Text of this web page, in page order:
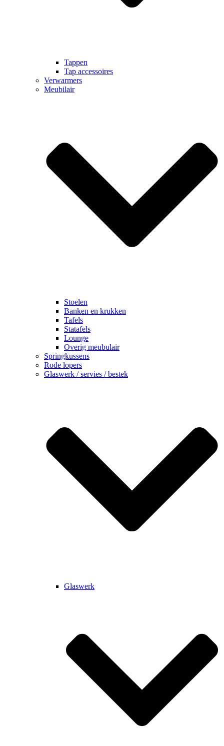
Tappen
Tap accessoires
Verwarmers
Meubilair
Stoelen
Banken en krukken
Tafels
Statafels
Lounge
Overig meubulair
Springkussens
Rode lopers
Glaswerk / servies / bestek
Glaswerk